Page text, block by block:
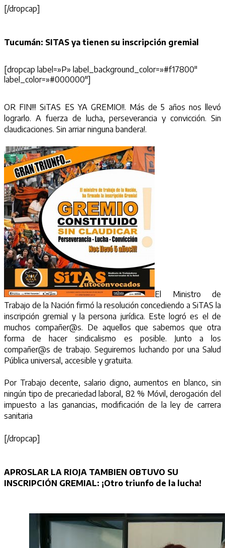
[/dropcap]
Tucumán: SITAS ya tienen su inscripción gremial
[dropcap label=»P» label_background_color=»#f17800″
label_color=»#000000″]
OR FIN!!! SiTAS ES YA GREMIO!!. Más de 5 años nos llevó
lograrlo. A fuerza de lucha, perseverancia y convicción. Sin
claudicaciones. Sin arriar ninguna bandera!.
El Ministro de
Trabajo de la Nación firmó la resolución concediendo a SiTAS la
inscripción gremial y la persona jurídica. Este logró es el de
muchos compañer@s. De aquellos que sabemos que otra
forma de hacer sindicalismo es posible. Junto a los
compañer@s de trabajo. Seguiremos luchando por una Salud
Pública universal, accesible y gratuita.
Por Trabajo decente, salario digno, aumentos en blanco, sin
ningún tipo de precariedad laboral, 82 % Móvil, derogación del
impuesto a las ganancias, modificación de la ley de carrera
sanitaria
[/dropcap]
APROSLAR LA RIOJA TAMBIEN OBTUVO SU
INSCRIPCIÓN GREMIAL: ¡Otro triunfo de la lucha!